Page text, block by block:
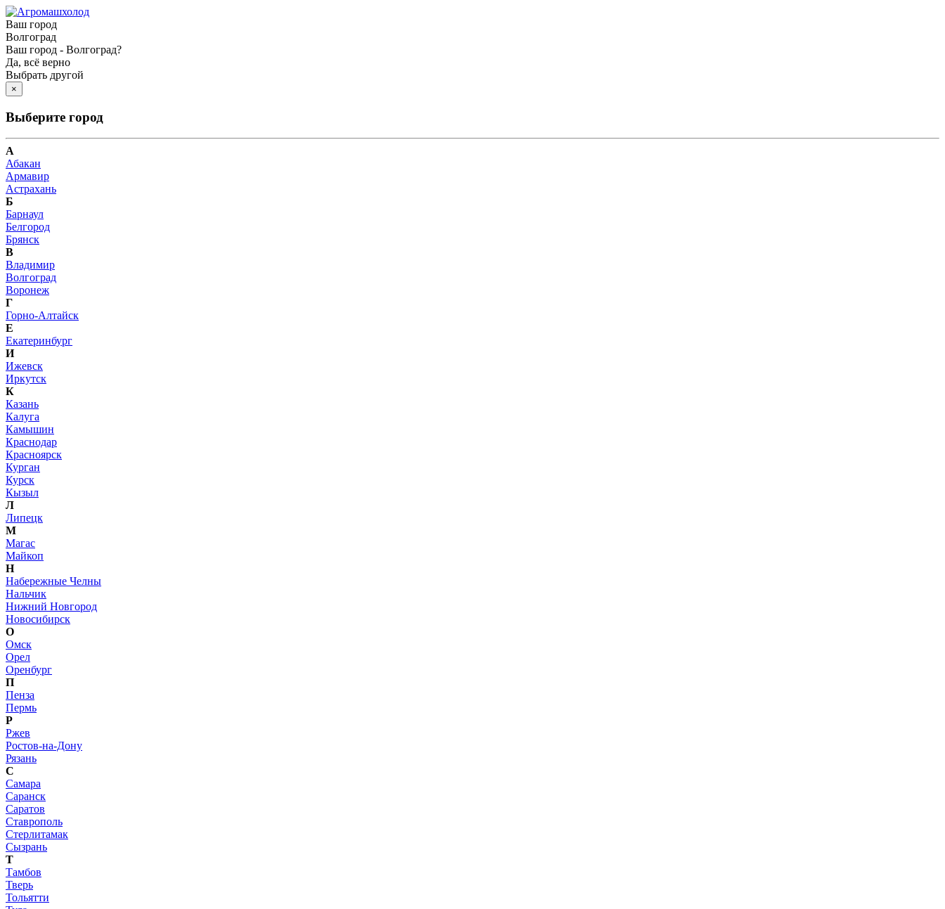
Ваш город
Волгоград
Ваш город - Волгоград?
Да, всё верно
Выбрать другой
×
Выберите город
А
Абакан
Армавир
Астрахань
Б
Барнаул
Белгород
Брянск
В
Владимир
Волгоград
Воронеж
Г
Горно-Алтайск
Е
Екатеринбург
И
Ижевск
Иркутск
К
Казань
Калуга
Камышин
Краснодар
Красноярск
Курган
Курск
Кызыл
Л
Липецк
М
Магас
Майкоп
Н
Набережные Челны
Нальчик
Нижний Новгород
Новосибирск
О
Омск
Орел
Оренбург
П
Пенза
Пермь
Р
Ржев
Ростов-на-Дону
Рязань
С
Самара
Саранск
Саратов
Ставрополь
Стерлитамак
Сызрань
Т
Тамбов
Тверь
Тольятти